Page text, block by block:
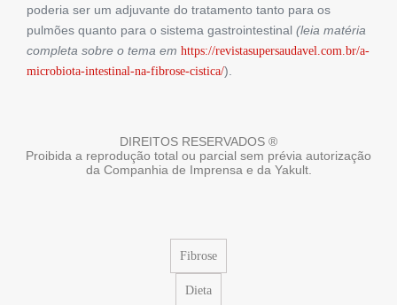
poderia ser um adjuvante do tratamento tanto para os
pulmões quanto para o sistema gastrointestinal (leia matéria
completa sobre o tema em https://revistasupersaudavel.com.br/a-
microbiota-intestinal-na-fibrose-cistica/).
DIREITOS RESERVADOS ®
Proibida a reprodução total ou parcial sem prévia autorização
da Companhia de Imprensa e da Yakult.
Fibrose
Dieta